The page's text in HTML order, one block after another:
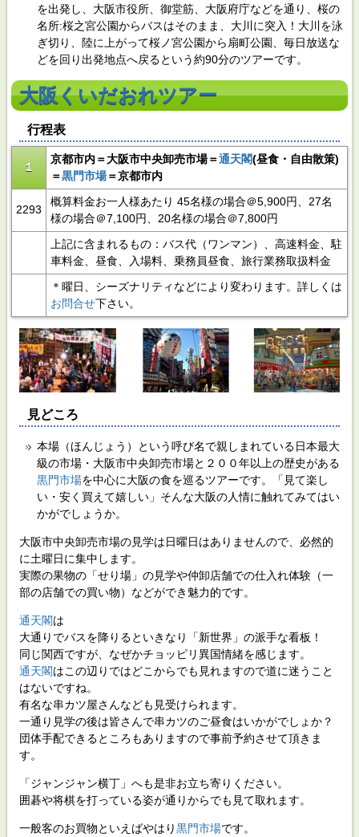
を出発し、大阪市役所、御堂筋、大阪府庁などを通り、桜の
名所:桜之宮公園からバスはそのまま、大川に突入！大川を泳
ぎ切り、陸に上がって桜ノ宮公園から扇町公園、毎日放送な
どを回り出発地点へ戻るという約90分のツアーです。
大阪くいだおれツアー
行程表
１
京都市内＝大阪市中央卸売市場＝通天閣(昼食・自由散策)
＝黒門市場＝京都市内
2293
概算料金お一人様あたり 45名様の場合＠5,900円、27名
様の場合＠7,100円、20名様の場合＠7,800円
上記に含まれるもの：バス代（ワンマン）、高速料金、駐
車料金、昼食、入場料、乗務員昼食、旅行業務取扱料金
＊曜日、シーズナリティなどにより変わります。詳しくは
お問合せ下さい。
見どころ
本場（ほんじょう）という呼び名で親しまれている日本最大
級の市場・大阪市中央卸売市場と２００年以上の歴史がある
黒門市場を中心に大阪の食を巡るツアーです。「見て楽し
い・安く買えて嬉しい」そんな大阪の人情に触れてみてはい
かがでしょうか。
大阪市中央卸売市場の見学は日曜日はありませんので、必然的
に土曜日に集中します。
実際の果物の「せり場」の見学や仲卸店舗での仕入れ体験（一
部の店舗での買い物）などができ魅力的です。
通天閣は
大通りでバスを降りるといきなり「新世界」の派手な看板！
同じ関西ですが、なぜかチョッピリ異国情緒を感じます。
通天閣はこの辺りではどこからでも見れますので道に迷うこと
はないですね。
有名な串カツ屋さんなども見受けられます。
一通り見学の後は皆さんで串カツのご昼食はいかがでしょか？
団体手配できるところもありますので事前予約させて頂きま
す。
「ジャンジャン横丁」へも是非お立ち寄りください。
囲碁や将棋を打っている姿が通りからでも見て取れます。
一般客のお買物といえばやはり黒門市場です。